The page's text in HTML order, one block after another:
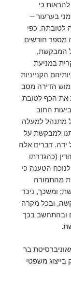
כי
בערעור –
לטובתה. כפי
מספר חודשים
המבקשת,
במניעת
הקנייניות
הדירה מסב
את הכף לטובת
החוב
מתנהל למעלה
למבקשת על
ידה. דברים אלה
(כהגדרתו
הטענה כי
מהתמורה
ומשכך, ניכר
ובכל מקרה
ובהתחשב בכך
בר
בייצוג משפטי